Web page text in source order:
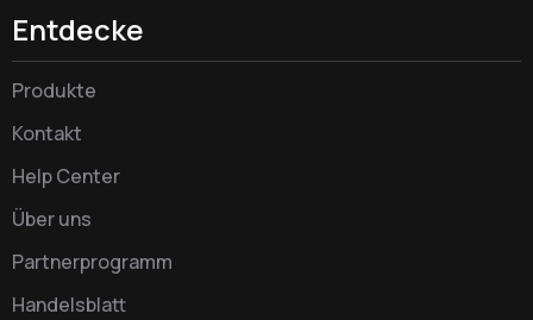
Entdecke
Produkte
Kontakt
Help Center
Über uns
Partnerprogramm
Handelsblatt